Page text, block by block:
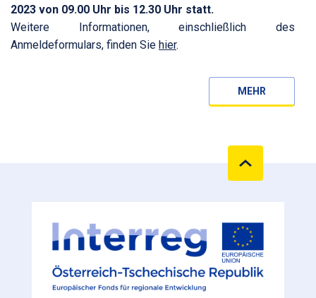
2023 von 09.00 Uhr bis 12.30 Uhr statt.
Weitere Informationen, einschließlich des
Anmeldeformulars, finden Sie hier.
MEHR